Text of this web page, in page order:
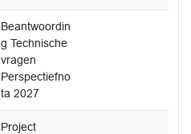
Beantwoordin
g Technische
vragen
Perspectiefno
ta 2027
Project